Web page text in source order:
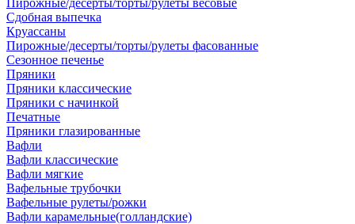
Пирожные/десерты/торты/рулеты весовые
Сдобная выпечка
Круассаны
Пирожные/десерты/торты/рулеты фасованные
Сезонное печенье
Пряники
Пряники классические
Пряники с начинкой
Печатные
Пряники глазированные
Вафли
Вафли классические
Вафли мягкие
Вафельные трубочки
Вафельные рулеты/рожки
Вафли карамельные(голландские)